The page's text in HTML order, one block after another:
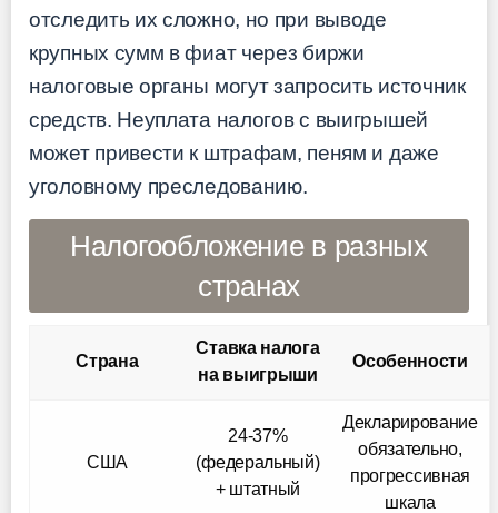
отследить их сложно, но при выводе
крупных сумм в фиат через биржи
налоговые органы могут запросить источник
средств. Неуплата налогов с выигрышей
может привести к штрафам, пеням и даже
уголовному преследованию.
Налогообложение в разных
странах
Страна
Ставка налога
на выигрыши
Особенности
США
24-37%
(федеральный)
+ штатный
Декларирование
обязательно,
прогрессивная
шкала